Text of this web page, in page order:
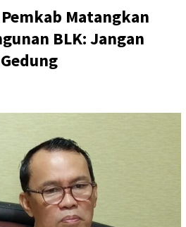
Matangkan
BLK: Jangan